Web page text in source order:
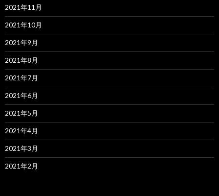
2021年11月
2021年10月
2021年9月
2021年8月
2021年7月
2021年6月
2021年5月
2021年4月
2021年3月
2021年2月